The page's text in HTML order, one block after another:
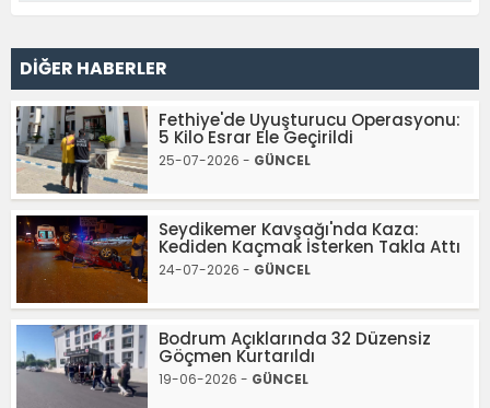
DİĞER HABERLER
Fethiye'de Uyuşturucu Operasyonu:
5 Kilo Esrar Ele Geçirildi
25-07-2026 - GÜNCEL
Seydikemer Kavşağı'nda Kaza:
Kediden Kaçmak İsterken Takla Attı
24-07-2026 - GÜNCEL
Bodrum Açıklarında 32 Düzensiz
Göçmen Kurtarıldı
19-06-2026 - GÜNCEL